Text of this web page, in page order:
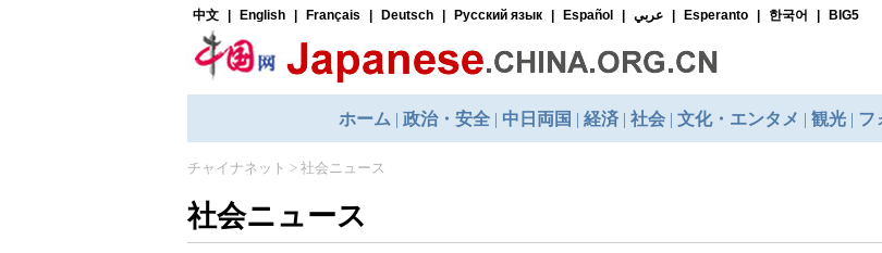
チャイナネット > 社会ニュース
社会ニュース